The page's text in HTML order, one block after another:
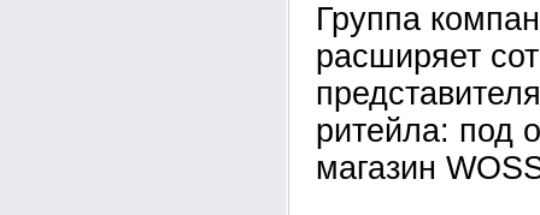
Группа
расширяет
ритейла: под
магазин